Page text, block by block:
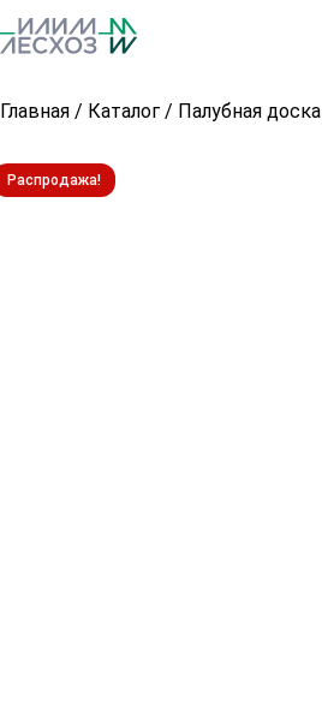
Главная / Каталог / Палубная доска
Распродажа!